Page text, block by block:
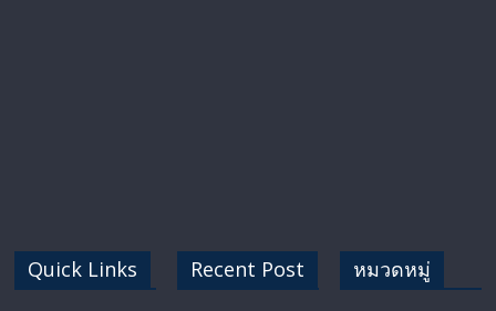
Quick Links Recent Post หมวดหมู่